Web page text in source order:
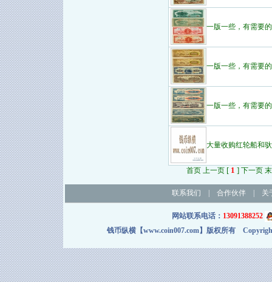
一版一些，有需要
一版一些，有需要
一版一些，有需要
大量收购红轮船和
首页 上一页 [ 1 ] 下一页
联系我们 合作伙伴| 关
网站联系电话： 13091388252
钱币纵横【www.coin007.com】版权所有